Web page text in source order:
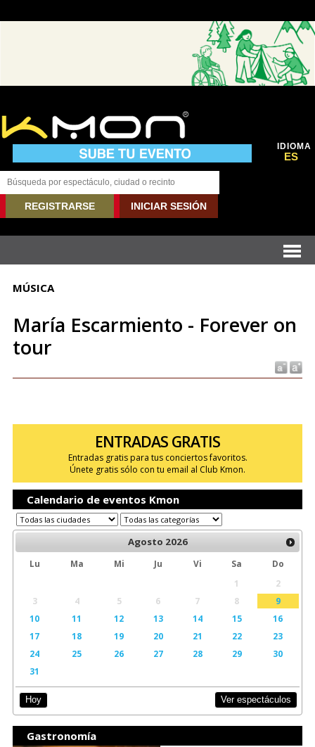
IDIOMA
ES
REGISTRARSE INICIAR SESIÓN
MÚSICA
María Escarmiento - Forever on
tour
ENTRADAS GRATIS
Entradas gratis para tus conciertos favoritos.
Únete gratis sólo con tu email al Club Kmon.
Calendario de eventos Kmon
Agosto 2026
Lu Ma Mi Ju Vi Sa
Do
1
2
3
4 5 6 7 8
9
10
11 12 13 14 15
16
17
18 19 20 21 22
23
24
25 26 27 28 29
30
31
Hoy Ver espectáculos
Gastronomía